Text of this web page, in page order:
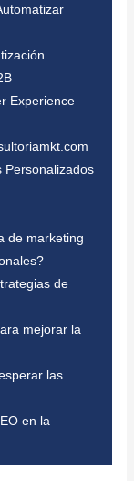
Experience
Personalizados
de marketing
de
mejorar la
las
en la